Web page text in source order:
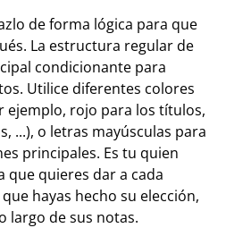
de forma lógica para que
La estructura regular de
condicionante para
Utilice diferentes colores
ejemplo, rojo para los títulos,
...), o letras mayúsculas para
principales. Es tu quien
que quieres dar a cada
hayas hecho su elección,
largo de sus notas.